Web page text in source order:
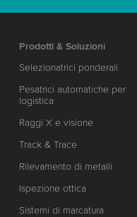
Prodotti & Soluzioni
Selezionatrici ponderali
Pesatrici automatiche per
logistica
Raggi X e visione
Track & Trace
Rilevamento di metalli
Ispezione ottica
Sistemi di marcatura